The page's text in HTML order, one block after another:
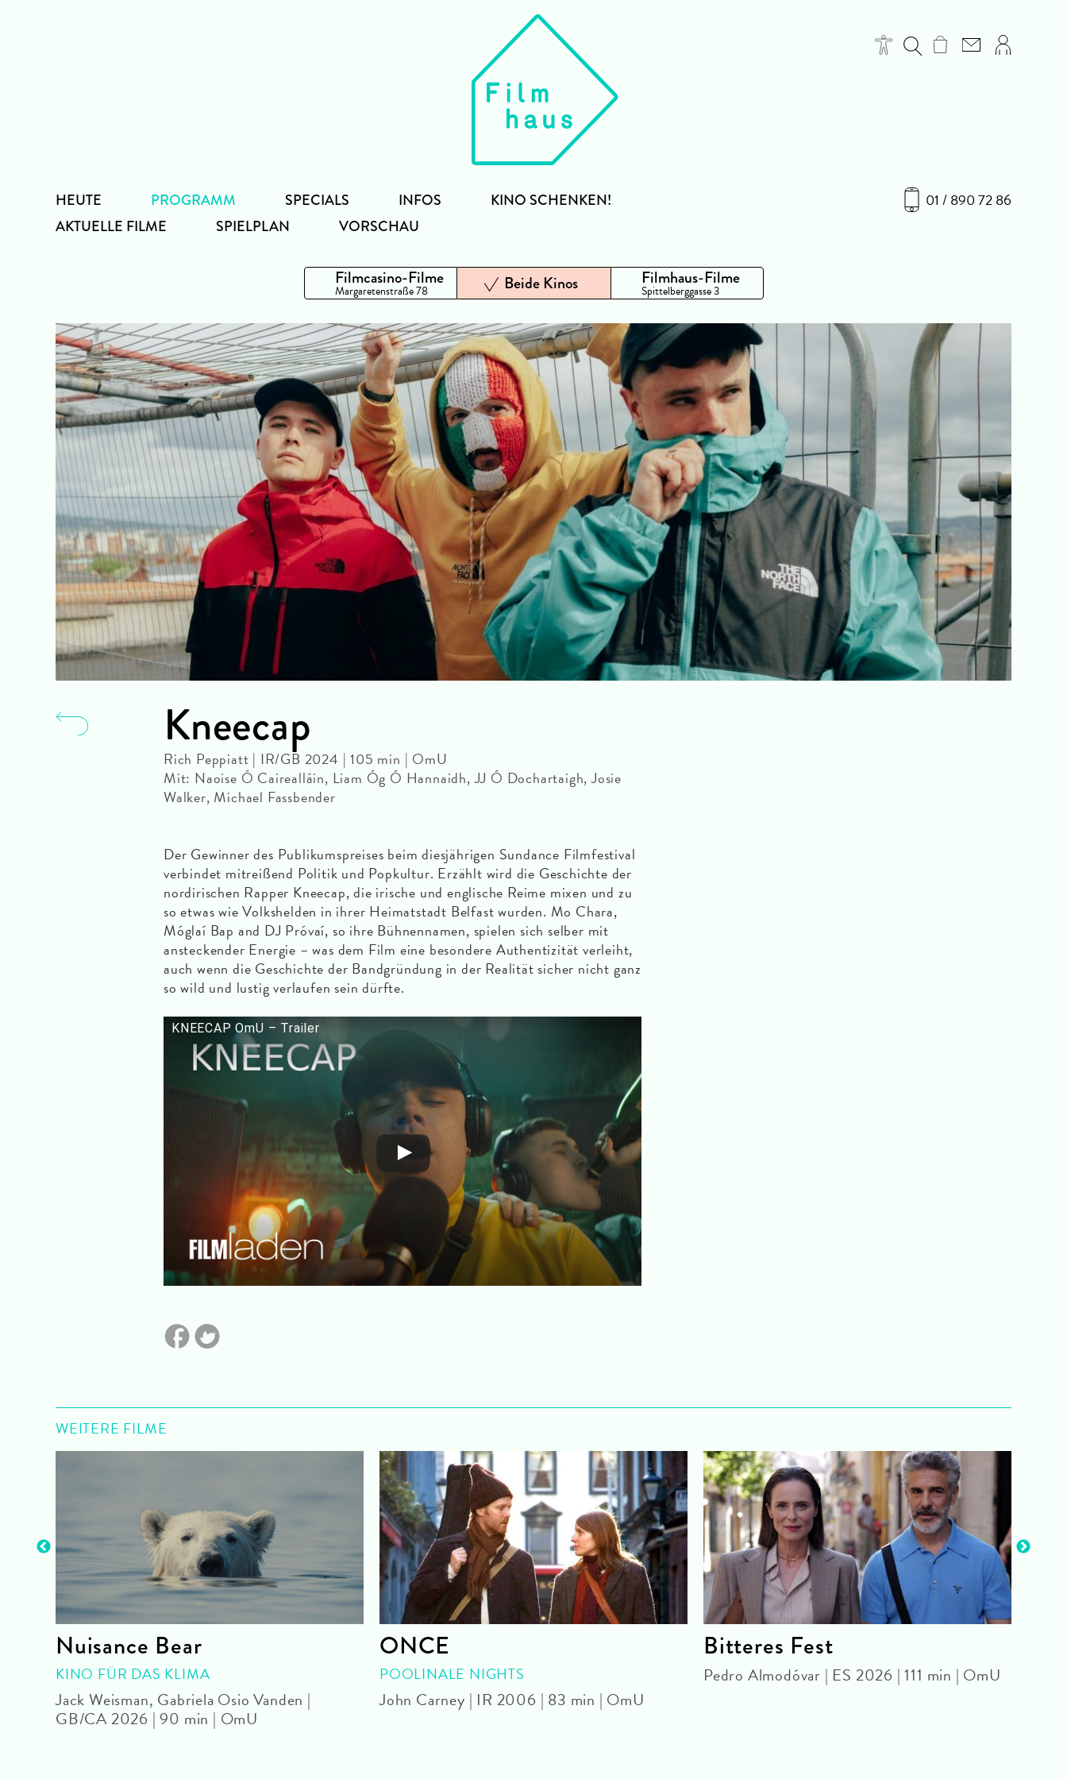
01 / 890 72 86
HEUTE
PROGRAMM
AKTUELLE FILME
SPIELPLAN VORSCHAU
SPECIALS INFOS KINO SCHENKEN!
Filmcasino-Filme
Margaretenstraße 78 Beide Kinos Filmhaus-Filme
Spittelberggasse 3
Kneecap
Rich Peppiatt | IR/GB 2024 | 105 min | OmU
Mit: Naoise Ó Cairealláin, Liam Óg Ó Hannaidh, JJ Ó Dochartaigh, Josie
Walker, Michael Fassbender
Der Gewinner des Publikumspreises beim diesjährigen Sundance Filmfestival
verbindet mitreißend Politik und Popkultur. Erzählt wird die Geschichte der
nordirischen Rapper Kneecap, die irische und englische Reime mixen und zu
so etwas wie Volkshelden in ihrer Heimatstadt Belfast wurden. Mo Chara,
Móglaí Bap and DJ Próvaí, so ihre Bühnennamen, spielen sich selber mit
ansteckender Energie – was dem Film eine besondere Authentizität verleiht,
auch wenn die Geschichte der Bandgründung in der Realität sicher nicht ganz
so wild und lustig verlaufen sein dürfte.
KNEECAP OmU – Trailer
WEITERE FILME
Nuisance Bear
KINO FÜR DAS KLIMA
Jack Weisman, Gabriela Osio Vanden |
GB/CA 2026 | 90 min | OmU
ONCE
POOLINALE NIGHTS
John Carney | IR 2006 | 83 min | OmU
Bitteres Fest
Pedro Almodóvar | ES 2026 | 111 min | OmU